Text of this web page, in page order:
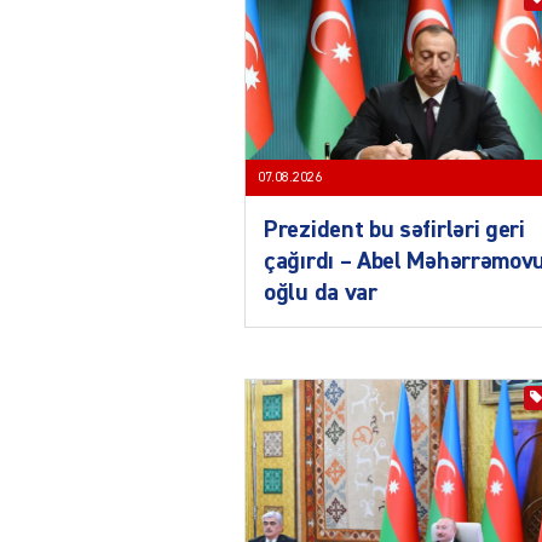
07.08.2026
Prezident bu səfirləri geri
çağırdı – Abel
oğlu da var